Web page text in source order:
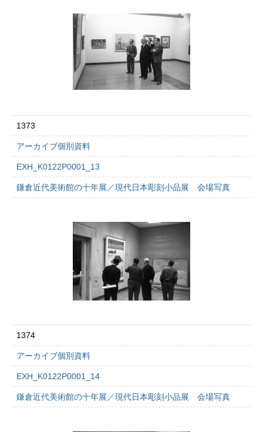
1373
アーカイブ個別資料
EXH_K0122P0001_13
鎌倉近代美術館の十年展／現代日本彫刻小品展 会場写真
1374
アーカイブ個別資料
EXH_K0122P0001_14
鎌倉近代美術館の十年展／現代日本彫刻小品展 会場写真